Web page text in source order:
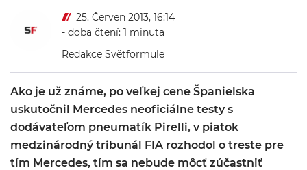
25. Červen 2013, 16:14
- doba čtení: 1 minuta
Redakce Světformule
Ako je už známe, po veľkej cene Španielska
uskutočnil Mercedes neoficiálne testy s
dodávateľom pneumatík Pirelli, v piatok
medzinárodný tribunál FIA rozhodol o treste pre
tím Mercedes, tím sa nebude môcť zúčastniť